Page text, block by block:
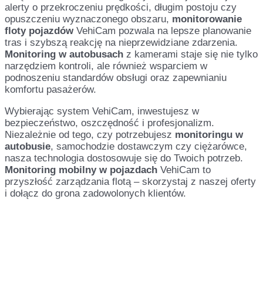
alerty o przekroczeniu prędkości, długim postoju czy
opuszczeniu wyznaczonego obszaru, monitorowanie
floty pojazdów VehiCam pozwala na lepsze planowanie
tras i szybszą reakcję na nieprzewidziane zdarzenia.
Monitoring w autobusach z kamerami staje się nie tylko
narzędziem kontroli, ale również wsparciem w
podnoszeniu standardów obsługi oraz zapewnianiu
komfortu pasażerów.
Wybierając system VehiCam, inwestujesz w
bezpieczeństwo, oszczędność i profesjonalizm.
Niezależnie od tego, czy potrzebujesz monitoringu w
autobusie, samochodzie dostawczym czy ciężarówce,
nasza technologia dostosowuje się do Twoich potrzeb.
Monitoring mobilny w pojazdach VehiCam to
przyszłość zarządzania flotą – skorzystaj z naszej oferty
i dołącz do grona zadowolonych klientów.